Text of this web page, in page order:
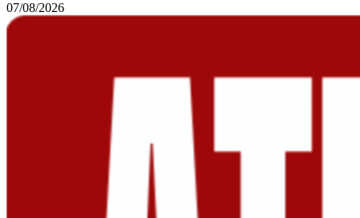
07/08/2026